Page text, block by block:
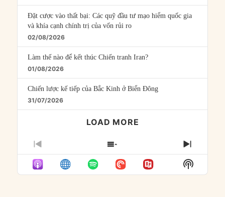
Đặt cược vào thất bại: Các quỹ đầu tư mạo hiểm quốc gia
và khía cạnh chính trị của vốn rủi ro
02/08/2026
Làm thế nào để kết thúc Chiến tranh Iran?
01/08/2026
Chiến lược kế tiếp của Bắc Kinh ở Biển Đông
31/07/2026
LOAD MORE
PREVIOUS
EPISODE
SHOW
EPISODES
LIST
NEXT
Show
Podcast